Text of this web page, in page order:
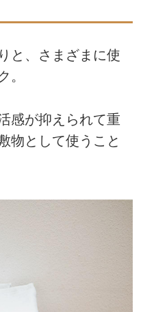
と、さまざまに使
。
感が抑えられて重
物として使うこと